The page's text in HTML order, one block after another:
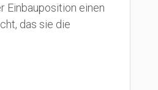
Einbauposition einen
das sie die